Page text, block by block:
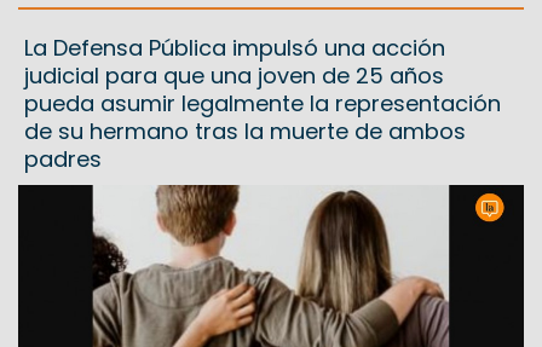
La Defensa Pública impulsó una acción
judicial para que una joven de 25 años
pueda asumir legalmente la representación
de su hermano tras la muerte de ambos
padres